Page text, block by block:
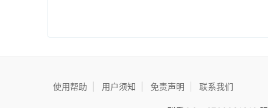
使用帮助 用户须知 免责声明 联系我们